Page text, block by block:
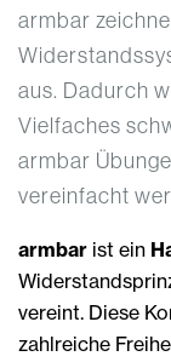
armbar
aus. Dadurch
Vielfaches
armbar
vereinfacht
armbar ist ein
vereint. Diese
zahlreiche